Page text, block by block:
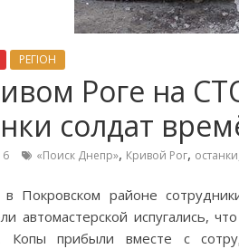
РЕГІОН
Роге на
солдат
«Поиск Днепр», Кривой Рог, останки
Покровском районе
автомастерской испугались,
Копы прибыли вместе с